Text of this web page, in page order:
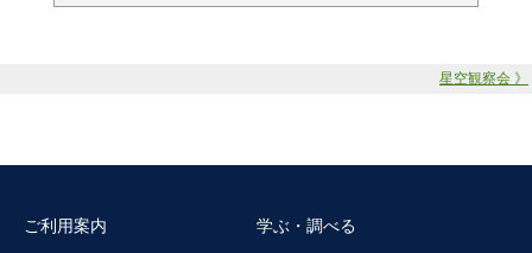
星空観察会 》
ご利用案内 学ぶ・調べる